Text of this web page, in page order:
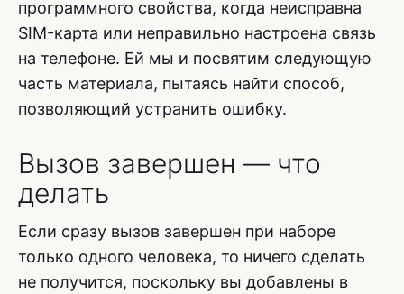
программного свойства, когда неисправна
SIM-карта или неправильно настроена связь
на телефоне. Ей мы и посвятим следующую
часть материала, пытаясь найти способ,
позволяющий устранить ошибку.
Вызов завершен — что
делать
Если сразу вызов завершен при наборе
только одного человека, то ничего сделать
не получится, поскольку вы добавлены в